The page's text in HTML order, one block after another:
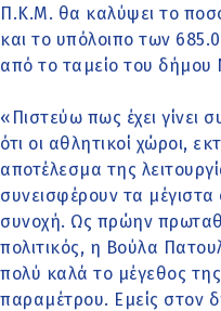
Π.Κ.Μ. θα καλύψει το
και το υπόλοιπο των
από το ταμείο του
«Πιστεύω πως έχει γίνει
ότι οι αθλητικοί χώροι,
αποτέλεσμα της
συνεισφέρουν τα μέγιστα
συνοχή. Ως πρώην
πολιτικός, η Βούλα
πολύ καλά το μέγεθος της
παραμέτρου. Εμείς στον